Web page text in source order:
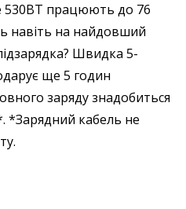
530BT працюють до 76
навіть на найдовший
Швидка 5-
ще 5 годин
заряду знадобиться
*Зарядний кабель не